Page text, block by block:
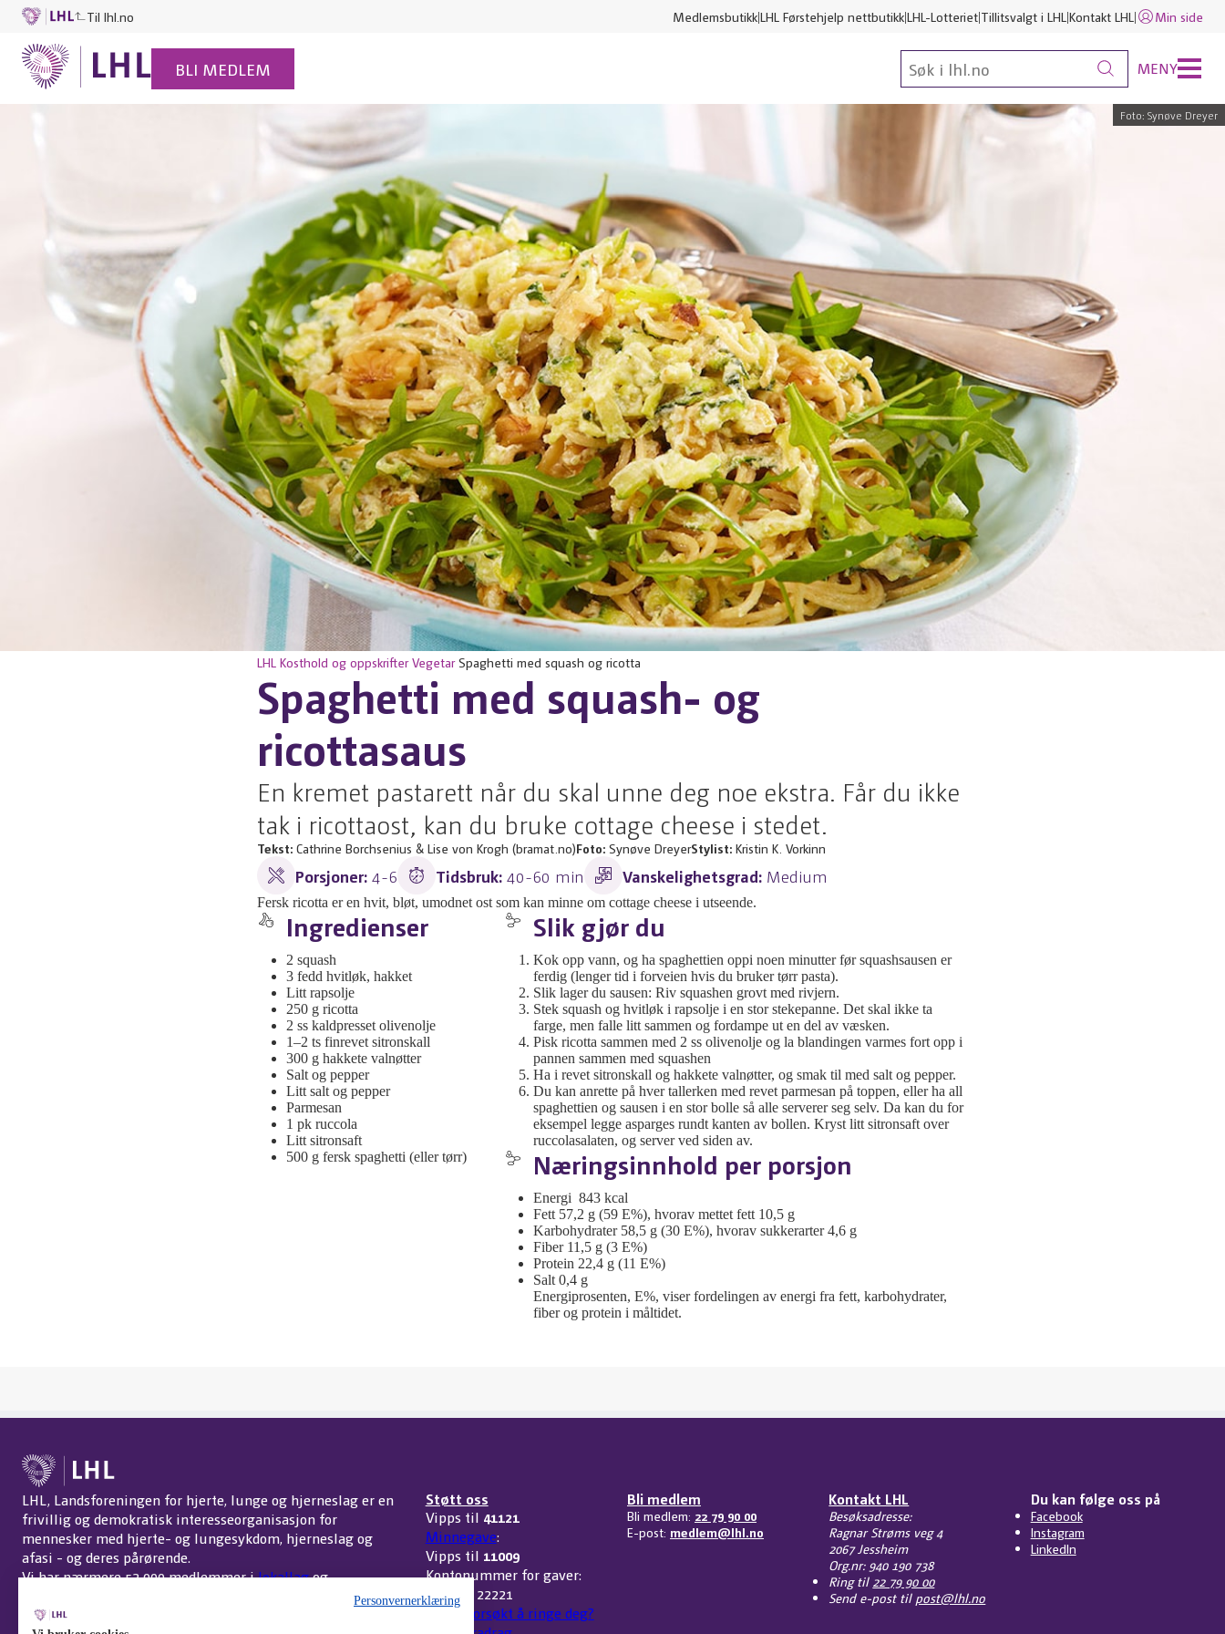
Til lhl.no MedlemsbutikkLHL Førstehjelp nettbutikkLHL-Lotteriet Tillitsvalgt i LHL Kontakt LHL Min side
BLI MEDLEM MENY
Foto: Synøve Dreyer
LHL Kosthold og oppskrifter Vegetar Spaghetti med squash og ricotta
Spaghetti med squash- og
ricottasaus
En kremet pastarett når du skal unne deg noe ekstra. Får du ikke
tak i ricottaost, kan du bruke cottage cheese i stedet.
Tekst: Cathrine Borchsenius & Lise von Krogh (bramat.no)Foto: Synøve DreyerStylist: Kristin K. Vorkinn
Porsjoner: 4-6 Tidsbruk: 40-60 min Vanskelighetsgrad: Medium
Fersk ricotta er en hvit, bløt, umodnet ost som kan minne om cottage cheese i utseende.
Ingredienser
2 squash
3 fedd hvitløk, hakket
Litt rapsolje
250 g ricotta
2 ss kaldpresset olivenolje
1–2 ts finrevet sitronskall
300 g hakkete valnøtter
Salt og pepper
Litt salt og pepper
Parmesan
1 pk ruccola
Litt sitronsaft
500 g fersk spaghetti (eller tørr)
Slik gjør du
Kok opp vann, og ha spaghettien oppi noen minutter før squashsausen er
ferdig (lenger tid i forveien hvis du bruker tørr pasta).
Slik lager du sausen: Riv squashen grovt med rivjern.
Stek squash og hvitløk i rapsolje i en stor stekepanne. Det skal ikke ta
farge, men falle litt sammen og fordampe ut en del av væsken.
Pisk ricotta sammen med 2 ss olivenolje og la blandingen varmes fort opp i
pannen sammen med squashen
Ha i revet sitronskall og hakkete valnøtter, og smak til med salt og pepper.
Du kan anrette på hver tallerken med revet parmesan på toppen, eller ha all
spaghettien og sausen i en stor bolle så alle serverer seg selv. Da kan du for
eksempel legge asparges rundt kanten av bollen. Kryst litt sitronsaft over
ruccolasalaten, og server ved siden av.
Næringsinnhold per porsjon
Energi 843 kcal
Fett 57,2 g (59 E%), hvorav mettet fett 10,5 g
Karbohydrater 58,5 g (30 E%), hvorav sukkerarter 4,6 g
Fiber 11,5 g (3 E%)
Protein 22,4 g (11 E%)
Salt 0,4 g
Energiprosenten, E%, viser fordelingen av energi fra fett, karbohydrater,
fiber og protein i måltidet.
LHL, Landsforeningen for hjerte, lunge og hjerneslag er en
frivillig og demokratisk interesseorganisasjon for
mennesker med hjerte- og lungesykdom, hjerneslag og
afasi - og deres pårørende.
Vi har nærmere 52 000 medlemmer ilokallagog
Endre cookie-innstillinger
Støtt oss
Vipps til 41121
Minnegave:
Vipps til 11009
Kontonummer for gaver:
3207 32 22221
Har vi forsøkt å ringe deg?
Bli medlem
Bli medlem: 22 79 90 00
E-post: medlem@lhl.no
Kontakt LHL
Besøksadresse:
Ragnar Strøms veg 4
2067 Jessheim
Org.nr: 940 190 738
Ring til 22 79 90 00
Send e-post til post@lhl.no
Du kan følge oss på
Facebook
Instagram
LinkedIn
Personvernerklæring